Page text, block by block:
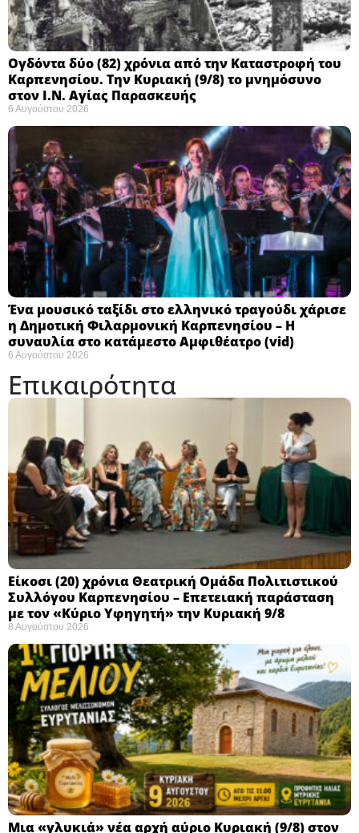
Ογδόντα δύο (82) χρόνια από την Καταστροφή του
Καρπενησίου. Την Κυριακή (9/8) το μνημόσυνο
στον Ι.Ν. Αγίας Παρασκευής
6 Αυγούστου 2026
Ένα μουσικό ταξίδι στο ελληνικό τραγούδι χάρισε
η Δημοτική Φιλαρμονική Καρπενησίου – Η
συναυλία στο κατάμεστο Αμφιθέατρο (vid)
6 Αυγούστου 2026
Επικαιρότητα
Eίκοσι (20) χρόνια Θεατρική Ομάδα Πολιτιστικού
Συλλόγου Καρπενησίου – Επετειακή παράσταση
με τον «Κύριο Υφηγητή» την Κυριακή 9/8
8 Αυγούστου 2026
Μια «γλυκιά» νέα αρχή αύριο Κυριακή (9/8) στον